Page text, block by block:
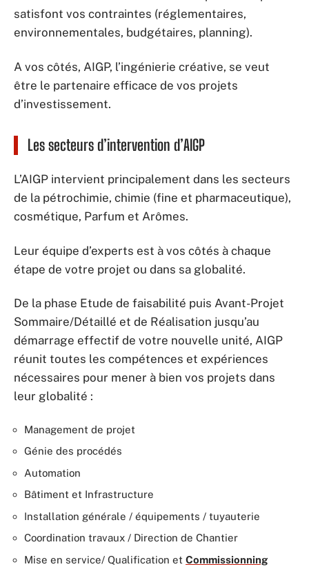
satisfont vos contraintes (réglementaires,
environnementales, budgétaires, planning).
A vos côtés, AIGP, l’ingénierie créative, se veut
être le partenaire efficace de vos projets
d’investissement.
Les secteurs d’intervention d’AIGP
L’AIGP intervient principalement dans les secteurs
de la pétrochimie, chimie (fine et pharmaceutique),
cosmétique, Parfum et Arômes.
Leur équipe d’experts est à vos côtés à chaque
étape de votre projet ou dans sa globalité.
De la phase Etude de faisabilité puis Avant-Projet
Sommaire/Détaillé et de Réalisation jusqu’au
démarrage effectif de votre nouvelle unité, AIGP
réunit toutes les compétences et expériences
nécessaires pour mener à bien vos projets dans
leur globalité :
Management de projet
Génie des procédés
Automation
Bâtiment et Infrastructure
Installation générale / équipements / tuyauterie
Coordination travaux / Direction de Chantier
Mise en service/ Qualification et Commissionning